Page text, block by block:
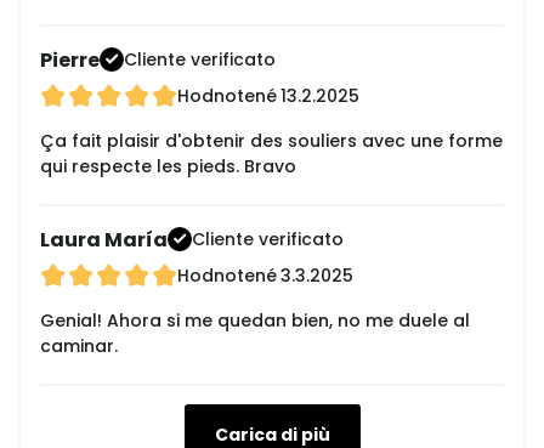
Pierre
Cliente verificato
Hodnotené13.2.2025
Ça fait plaisir d'obtenir des souliers avec une forme
qui respecte les pieds. Bravo
Laura María
Cliente verificato
Hodnotené3.3.2025
Genial! Ahora si me quedan bien, no me duele al
caminar.
Carica di più